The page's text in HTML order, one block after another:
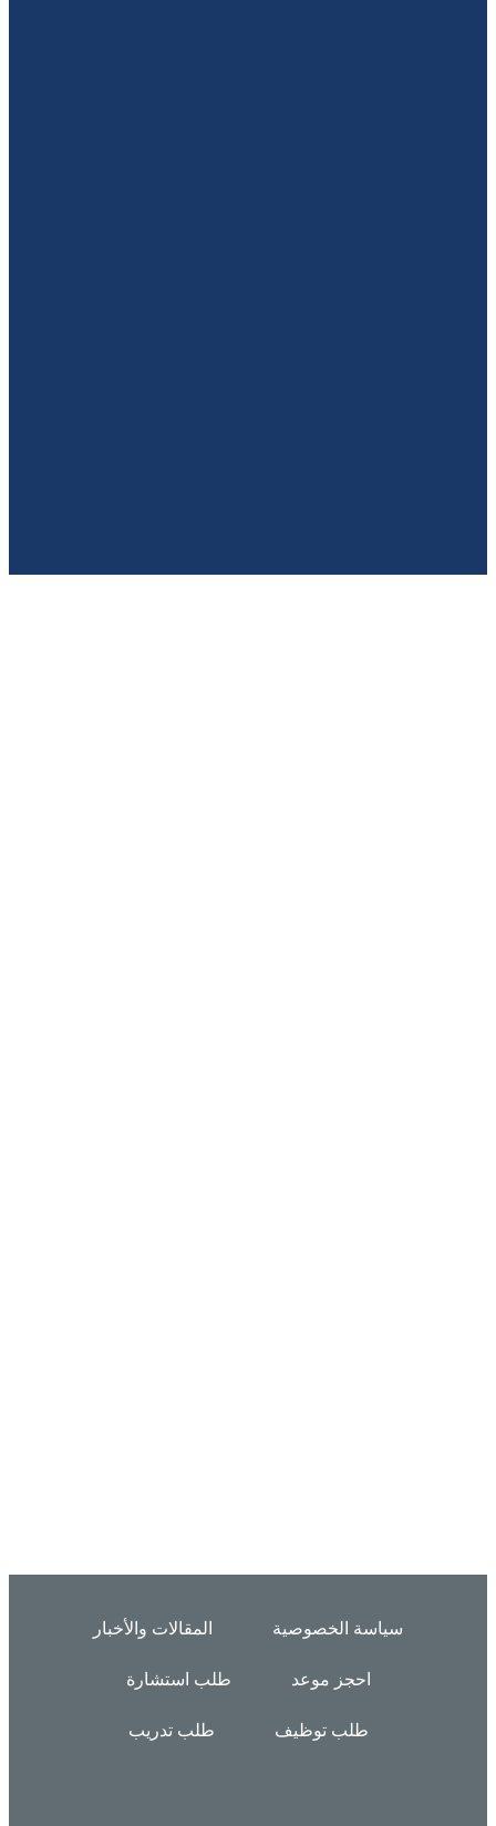
سياسة الخصوصية المقالات والأخبار
احجز موعد طلب استشارة
طلب توظيف طلب تدريب